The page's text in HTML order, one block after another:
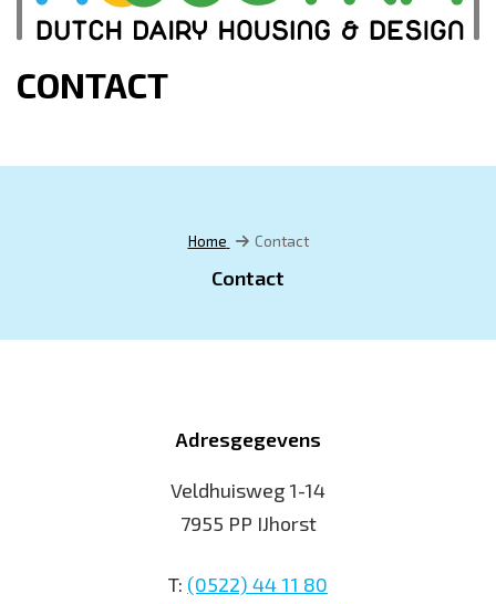
CONTACT
Home Contact
Contact
Adresgegevens
Veldhuisweg 1-14
7955 PP IJhorst
T: (0522) 44 11 80